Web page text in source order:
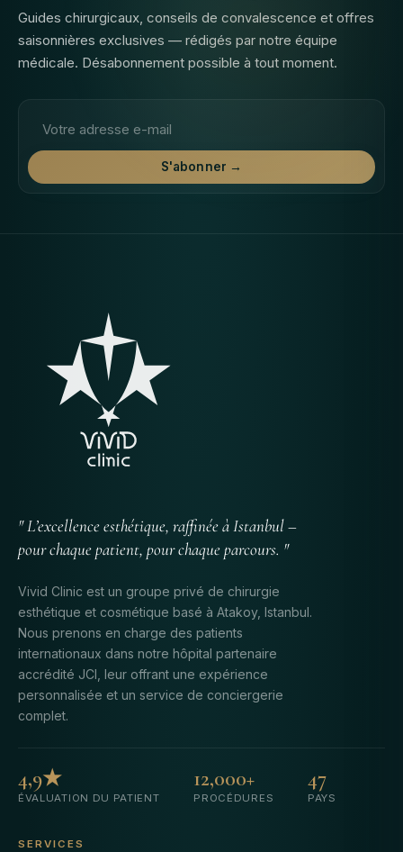
Guides chirurgicaux, conseils de convalescence et offres
saisonnières exclusives — rédigés par notre équipe
médicale. Désabonnement possible à tout moment.
S'abonner →
" L’excellence esthétique, raffinée à Istanbul –
pour chaque patient, pour chaque parcours. "
Vivid Clinic est un groupe privé de chirurgie
esthétique et cosmétique basé à Atakoy, Istanbul.
Nous prenons en charge des patients
internationaux dans notre hôpital partenaire
accrédité JCI, leur offrant une expérience
personnalisée et un service de conciergerie
complet.
4,9★
ÉVALUATION DU PATIENT
12,000+
PROCÉDURES
47
PAYS
SERVICES